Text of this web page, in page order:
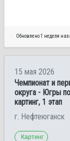
Обновлено 1 неделя
15 мая 2026
Чемпионат и
округа - Югры по
картинг, 1 этап
г. Нефтеюганск
Картинг